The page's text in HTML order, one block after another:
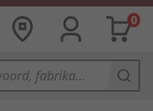
0